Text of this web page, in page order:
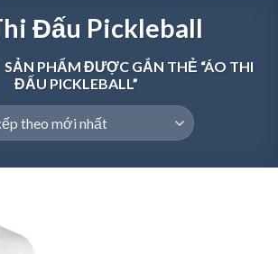
Đấu Pickleball
SẢN PHẨM ĐƯỢC GẮN THẺ “ÁO THI
ĐẤU PICKLEBALL”